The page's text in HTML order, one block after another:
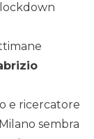
e ricercatore
sembra